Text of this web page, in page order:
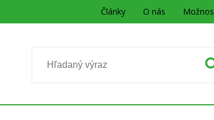
Články O nás